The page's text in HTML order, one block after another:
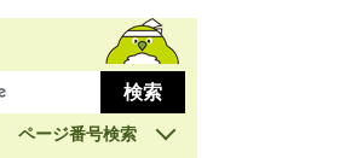
ページ番号検索